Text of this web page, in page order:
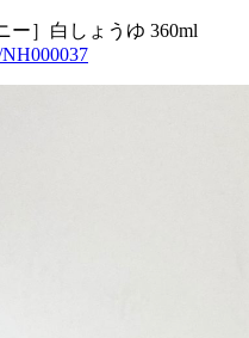
ー］白しょうゆ 360ml
NH000037